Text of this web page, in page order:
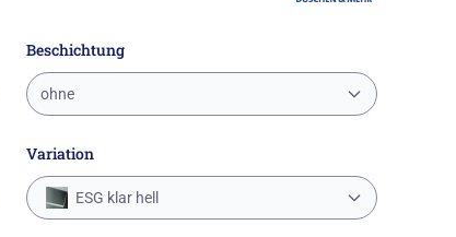
Beschichtung
ohne
Variation
ESG klar hell